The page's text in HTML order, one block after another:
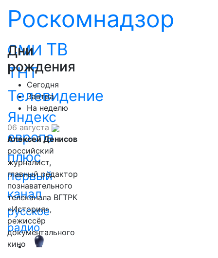
Роскомнадзор
СМИ ТВ
ТНТ
Телевидение
Яндекс
европа
плюс
первый
канал
русское
радио
Дни
рождения
Сегодня
Завтра
На неделю
06 августа
Алексей Денисов
российский
журналист,
главный редактор
познавательного
телеканала ВГТРК
«История»,
режиссёр
документального
кино